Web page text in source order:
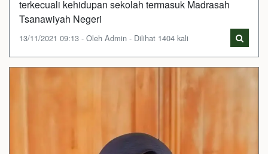
terkecuali kehidupan sekolah termasuk Madrasah
Tsanawiyah Negeri
13/11/2021 09:13 - Oleh Admin - Dilihat 1404 kali